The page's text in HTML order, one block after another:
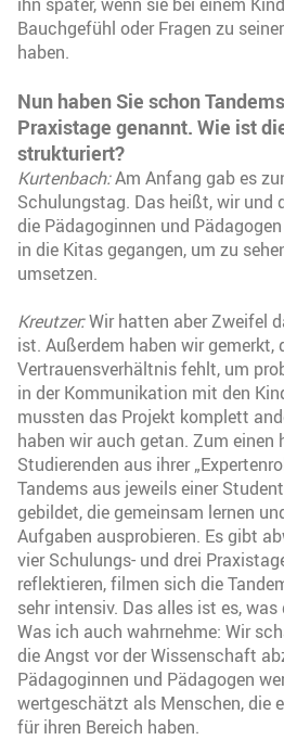
Bauchgefühl oder Fragen zu
haben.
Nun haben Sie schon
Praxistage genannt. Wie ist
strukturiert?
Kurtenbach:Am Anfang gab es
Schulungstag. Das heißt, wir und
die Pädagoginnen und
in die Kitas gegangen, um zu
umsetzen.
Kreutzer:Wir hatten aber Zweifel
ist. Außerdem haben wir gemerkt,
Vertrauensverhältnis fehlt, um
in der Kommunikation mit den
mussten das Projekt komplett
haben wir auch getan. Zum einen
Studierenden aus ihrer
Tandems aus jeweils einer
gebildet, die gemeinsam lernen
Aufgaben ausprobieren. Es gibt
vier Schulungs- und drei
reflektieren, filmen sich die
sehr intensiv. Das alles ist es,
Was ich auch wahrnehme: Wir
die Angst vor der Wissenschaft
Pädagoginnen und Pädagogen
wertgeschätzt als Menschen, die
für ihren Bereich haben.